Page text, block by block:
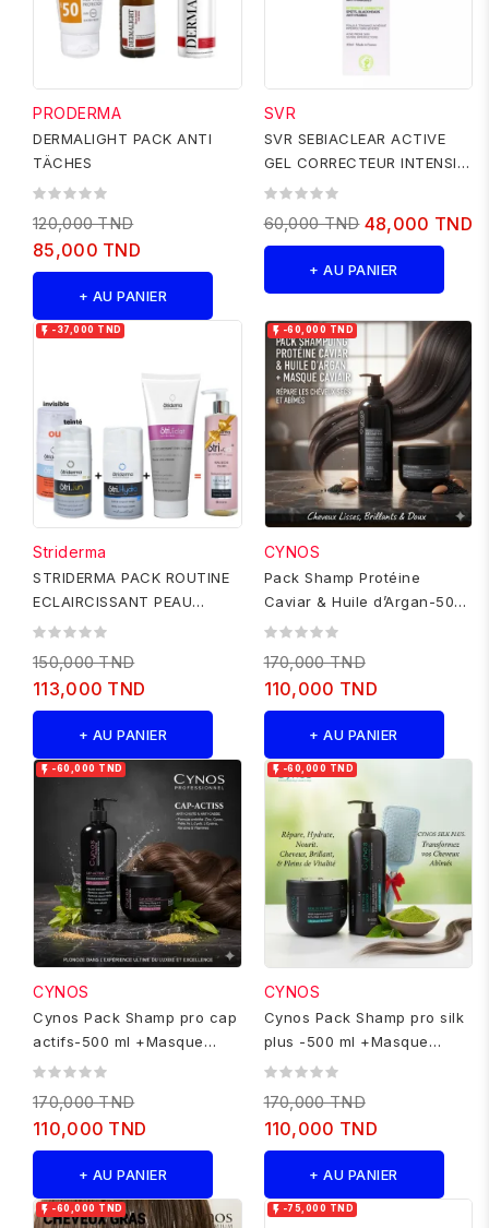
PRODERMA
DERMALIGHT PACK ANTI
TÄCHES
120,000 TND
85,000 TND
+ AU PANIER
SVR
SVR SEBIACLEAR ACTIVE
GEL CORRECTEUR INTENSIF
40ML
60,000 TND 48,000 TND
+ AU PANIER
 -37,000 TND
Striderma
STRIDERMA PACK ROUTINE
ECLAIRCISSANT PEAU
SECHE
150,000 TND
113,000 TND
+ AU PANIER
 -60,000 TND
CYNOS
Pack Shamp Protéine
Caviar & Huile d’Argan-500
ml +Masque CAVIAR-500ML
170,000 TND
110,000 TND
+ AU PANIER
 -60,000 TND
CYNOS
Cynos Pack Shamp pro cap
actifs-500 ml +Masque
500ML
170,000 TND
110,000 TND
+ AU PANIER
 -60,000 TND
CYNOS
Cynos Pack Shamp pro silk
plus -500 ml +Masque
500ML
170,000 TND
110,000 TND
+ AU PANIER
 -60,000 TND  -75,000 TND